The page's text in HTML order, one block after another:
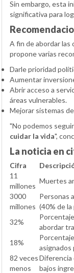
Sin embargo, esta
significativa para
A fin de abordar las
propone varias
Darle prioridad
Aumentar
Abrir acceso a
áreas vulnerables.
Mejorar sistemas
"No podemos
cuidar la vida",
La noticia en
Cifra
11
millones
Muertes
3000
millones
Personas
(40% de
32%
abordar
18%
82 veces
menos
Diferencia
bajos